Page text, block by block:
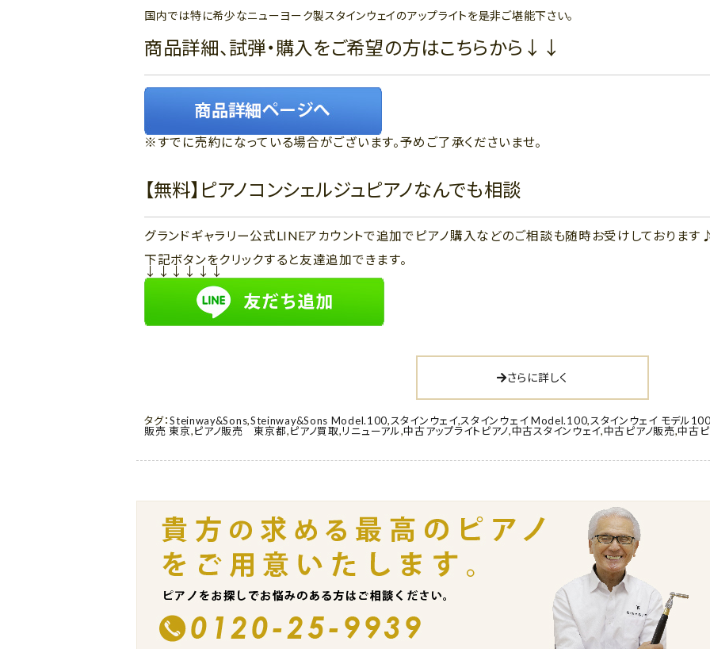
国内では特に希少なニューヨーク製スタインウェイのアップライトを是非ご堪能下さい。
商品詳細、試弾・購入をご希望の方はこちらから↓↓
※すでに売約になっている場合がございます。予めご了承くださいませ。
【無料】ピアノコンシェルジュピアノなんでも相談
グランドギャラリー公式LINEアカウントで追加でピアノ購入などのご相談も随時お受けしております♪
下記ボタンをクリックすると友達追加できます。
↓↓↓↓↓↓
さらに詳しく
タグ：Steinway&Sons,Steinway&Sons Model.100,スタインウェイ,スタインウェイ Model.100,スタインウェイ モデル100
販売 東京,ピアノ販売 東京都,ピアノ買取,リニューアル,中古アップライトピアノ,中古スタインウェイ,中古ピアノ販売,中古